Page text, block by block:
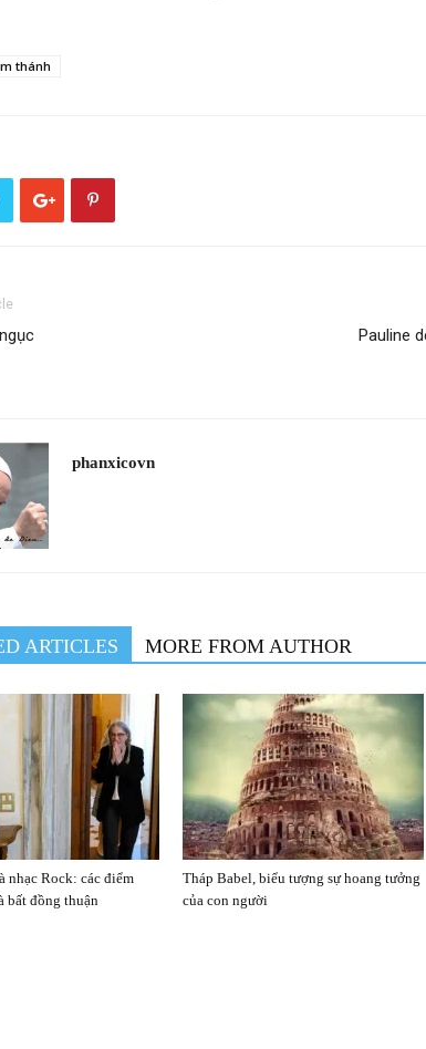
thánh
Pauline
phanxicovn
ARTICLES MORE FROM AUTHOR
nhạc Rock: các điểm
bất đồng thuận
Tháp Babel, biểu tượng sự hoang tưởng
của con người